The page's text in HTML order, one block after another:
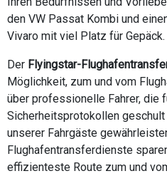
den VW Passat Kombi und
Vivaro mit viel Platz für Gepäck.
Der Flyingstar-
Möglichkeit, zum und vom
über professionelle Fahrer, die
Sicherheitsprotokollen
unserer Fahrgäste
Flughafentransferdienste
effizienteste Route zum und